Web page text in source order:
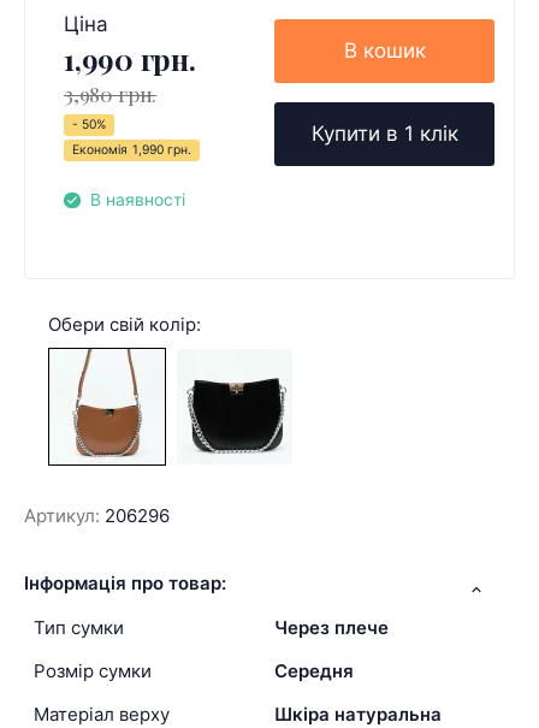
Ціна
1,990 грн.
3,980 грн.
- 50%
Економія 1,990 грн.
В наявності
В кошик
Купити в 1 клік
Обери свій колір:
Артикул: 206296
Інформація про товар:
Тип сумки
Через плече
Розмір сумки
Середня
Матеріал верху
Шкіра натуральна